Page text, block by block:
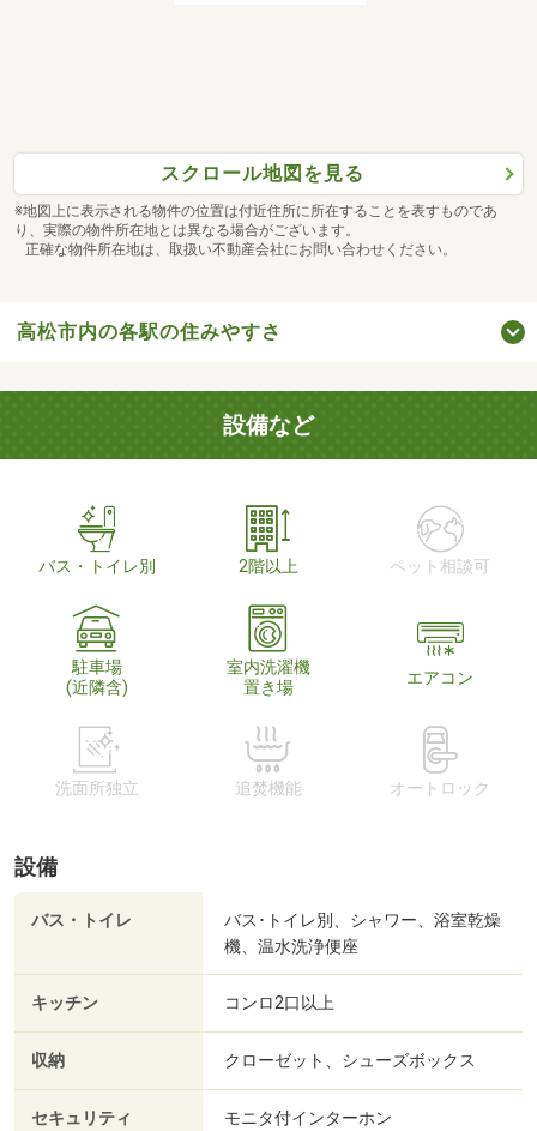
スクロール地図を見る
※地図上に表示される物件の位置は付近住所に所在することを表すものであ
り、実際の物件所在地とは異なる場合がございます。
正確な物件所在地は、取扱い不動産会社にお問い合わせください。
高松市内の各駅の住みやすさ
設備など
バス・トイレ別 2階以上 ペット相談可
駐車場
(近隣含)
室内洗濯機
置き場
エアコン
洗面所独立 追焚機能 オートロック
設備
バス・トイレ
バス･トイレ別、シャワー、浴室乾燥
機、温水洗浄便座
キッチン コンロ2口以上
収納 クローゼット、シューズボックス
セキュリティ モニタ付インターホン